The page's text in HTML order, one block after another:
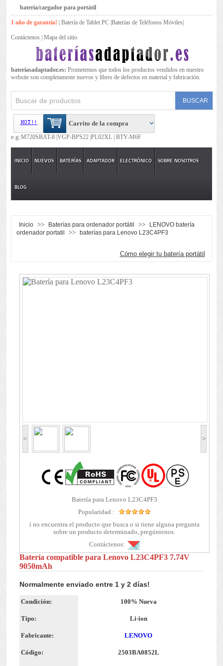
batería/cargador para portátil
1 año de garantía! |Batería de Tablet PC |Baterías de Teléfonos Móviles
Contáctenos |Mapa del sitio
bateríasadaptador.es: Prometemos que todos los productos vendidos en nuestro
website son completamente nuevos y libres de defectos en material y fabricación.
Carrito de la compra
e.g:M720SBAT-8 |VGP-BPS22 |PL02XL | BTY-M6F
INICIO NUEVOS BATERÍAS ADAPTADOR ELECTRÓNICO SOBRE NOSOTROS
BLOG
Inicio >> Baterías para ordenador portátil >>
LENOVO batería
ordenador portatil
>> baterías para Lenovo L23C4PF3
Cómo elegir tu batería portátil
< >
Batería para Lenovo L23C4PF3
Popularidad :
i no encuentra el producto que busca o si tiene alguna pregunta
sobre un producto determinado, pregúntenos.
Contáctenos:
Batería compatible para Lenovo L23C4PF3 7.74V
9050mAh
Normalmente enviado entre 1 y 2 días!
Condición: 100% Nueva
Tipo: Li-ion
Fabricante: LENOVO
Código: 2503BA0852L